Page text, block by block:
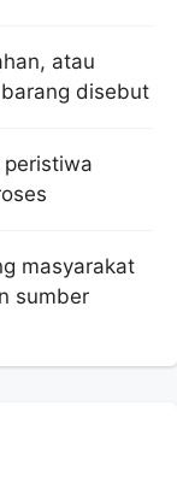
atau
disebut
peristiwa
masyarakat
sumber